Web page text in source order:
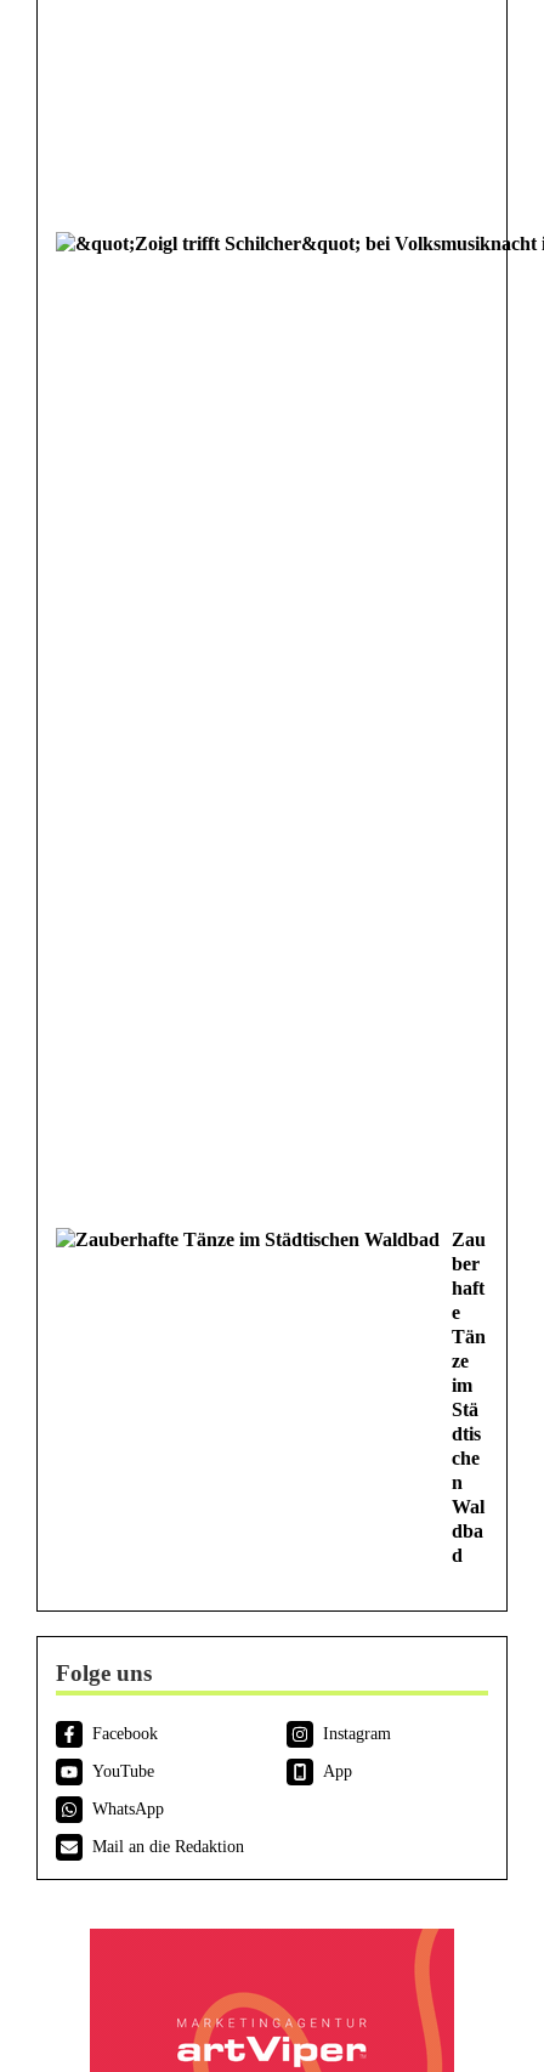
Zau
ber
haft
e
Tän
ze
im
Stä
dtis
che
n
Wal
dba
d
Folge uns
Facebook
Instagram
YouTube
App
WhatsApp
Mail an die Redaktion